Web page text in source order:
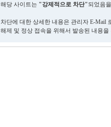
해당 사이트는 "강제적으로 차단"되었음
차단에 대한 상세한 내용은 관리자 E-Mail
해제 및 정상 접속을 위해서 발송된 내용